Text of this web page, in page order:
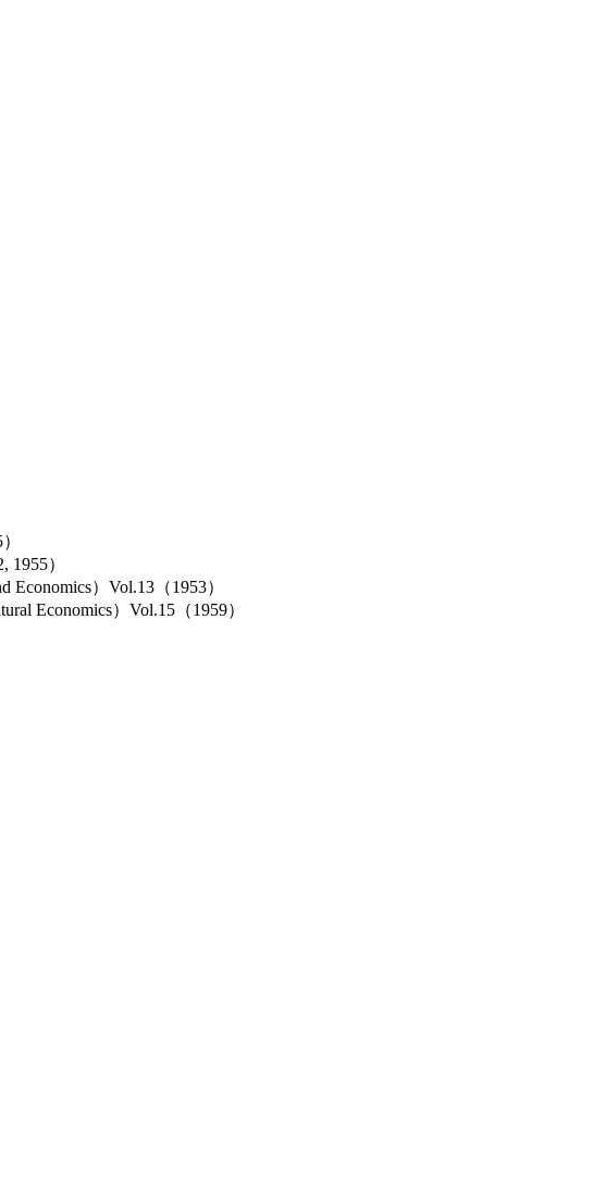
1955）
）Vol.13（1953）
Economics）Vol.15（1959）